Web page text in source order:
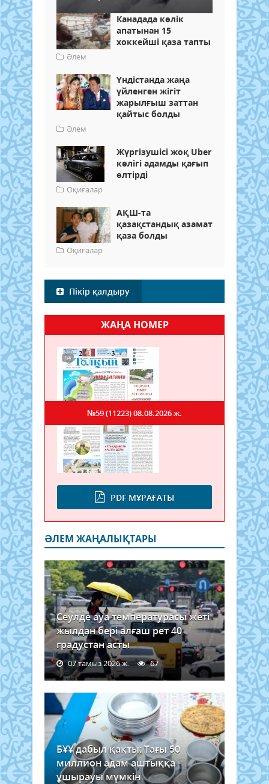
Канадада көлік
апатынан 15
хоккейші қаза тапты
Әлем
Үндістанда жаңа
үйленген жігіт
жарылғыш заттан
қайтыс болды
Әлем
Жүргізушісі жоқ Uber
көлігі адамды қағып
өлтірді
Оқиғалар
АҚШ-та
қазақстандық азамат
қаза болды
Оқиғалар
Пікір қалдыру
ЖАҢА НОМЕР
PDF МҰРАҒАТЫ
№59 (11223)08.08.2026 ж.
ӘЛЕМ ЖАҢАЛЫҚТАРЫ
Сеулде ауа температурасы жеті
жылдан бері алғаш рет 40
градустан асты
07 тамыз 2026 ж. 67
БҰҰ дабыл қақты: Тағы 50
миллион адам аштыққа
ұшырауы мүмкін